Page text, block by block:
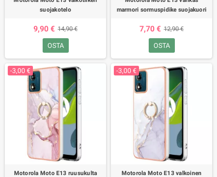
suojakotelo
9,90 € 14,90 €
OSTA
marmori sormuspidike suojakuori
7,70 € 12,90 €
OSTA
-3,00 €
Motorola Moto E13 ruusukulta
-3,00 €
Motorola Moto E13 valkoinen